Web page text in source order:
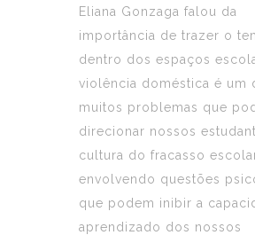
Eliana Gonzaga falou da
importância de trazer o
dentro dos espaços
violência doméstica é um
muitos problemas que
direcionar nossos
cultura do fracasso
envolvendo questões
que podem inibir a
aprendizado dos nossos